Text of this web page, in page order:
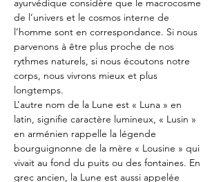
ayurvédique considère que le macrocosme
de l’univers et le cosmos interne de
l’homme sont en correspondance. Si nous
parvenons à être plus proche de nos
rythmes naturels, si nous écoutons notre
corps, nous vivrons mieux et plus
longtemps.
L’autre nom de la Lune est « Luna » en
latin, signifie caractère lumineux, « Lusin »
en arménien rappelle la légende
bourguignonne de la mère « Lousine » qui
vivait au fond du puits ou des fontaines. En
grec ancien, la Lune est aussi appelée